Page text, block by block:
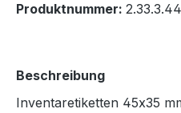
Produktnummer:
Beschreibung
Inventaretiketten 45x35